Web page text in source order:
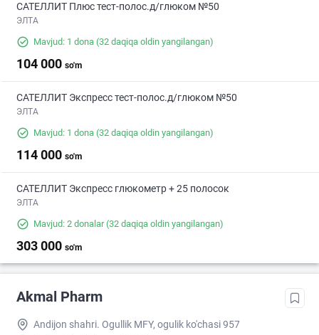
САТЕЛЛИТ Плюс тест-полос.д/глюком №50
ЭЛТА
Mavjud: 1 dona (32 daqiqa oldin yangilangan)
104 000 so'm
САТЕЛЛИТ Экспресс тест-полос.д/глюком №50
ЭЛТА
Mavjud: 1 dona (32 daqiqa oldin yangilangan)
114 000 so'm
САТЕЛЛИТ Экспресс глюкометр + 25 полосок
ЭЛТА
Mavjud: 2 donalar(32 daqiqa oldin yangilangan)
303 000 so'm
Akmal Pharm
Andijon shahri. Ogullik MFY, ogulik ko'chasi 957